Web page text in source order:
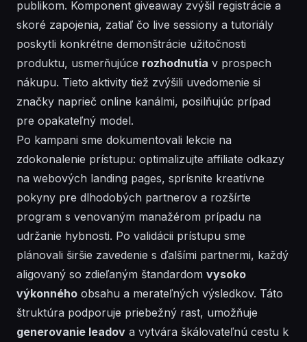
publikom. Komponent giveaway zvýšil registrácie a
skoré zapojenia, zatiaľ čo live sessiony a tutoriály
poskytli konkrétne demonštrácie užitočnosti
produktu, usmerňujúce rozhodnutia v prospech
nákupu. Tieto aktivity tiež zvýšili uvedomenie si
značky naprieč online kanálmi, posilňujúc prípad
pre opakateľný model.
Po kampani sme dokumentovali lekcie na
zdokonalenie prístupu: optimalizujte affiliate odkazy
na webových landing pages, sprísnite kreatívne
pokyny pre dlhodobých partnerov a rozšírte
program s venovaným manažérom prípadu na
udržanie hybnosti. Po validácii prístupu sme
plánovali širšie zavedenie s ďalšími partnermi, každý
aligovaný so zdieľaným štandardom vysoko
výkonného obsahu a merateľných výsledkov. Táto
štruktúra podporuje priebežný rast, umožňuje
generovanie leadov a vytvára škálovateľnú cestu k